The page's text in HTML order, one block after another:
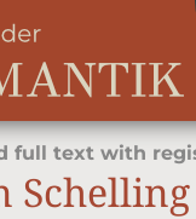
full text with
Schelling